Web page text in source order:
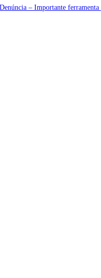
– Importante